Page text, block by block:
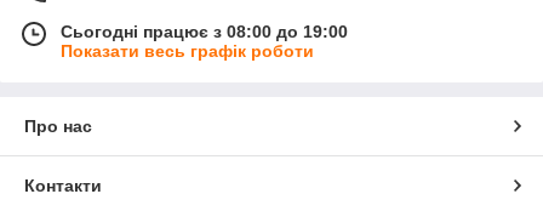
Сьогодні працює з 08:00 до 19:00
Показати весь графік роботи
Про нас
Контакти